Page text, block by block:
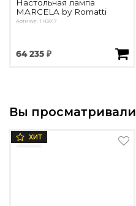
Настольная лампа
MARCELA by Romatti
Артикул: ТН3017
64 235 ₽
Вы просматривали
ХИТ